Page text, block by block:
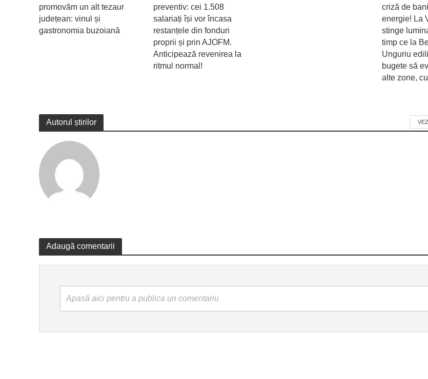
promovăm un alt tezaur
județean: vinul și
gastronomia buzoiană
preventiv: cei 1.508
salariați își vor încasa
restanțele din fonduri
proprii și prin AJOFM.
Anticipează revenirea la
ritmul normal!
criză de
energie! La
stinge
timp ce la
Unguriu
bugete să
alte zone,
Autorul știrilor
Adaugă comentarii
Apasă aici pentru a publica un comentariu